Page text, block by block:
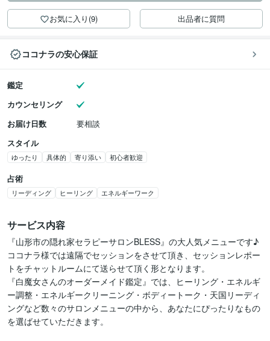
お気に入り(9) 出品者に質問
ココナラの安心保証
鑑定
カウンセリング
お届け日数
要相談
スタイル
ゆったり 具体的 寄り添い 初心者歓迎
占術
リーディング ヒーリング エネルギーワーク
サービス内容
『山形市の隠れ家セラピーサロンBLESS』の大人気メニューです♪
ココナラ様では遠隔でセッションをさせて頂き、セッションレポー
トをチャットルームにて送らせて頂く形となります。
『白魔女さんのオーダーメイド鑑定』では、ヒーリング・エネルギ
ー調整・エネルギークリーニング・ボディートーク・天国リーディ
ングなど数々のサロンメニューの中から、あなたにぴったりなもの
を選ばせていただきます。